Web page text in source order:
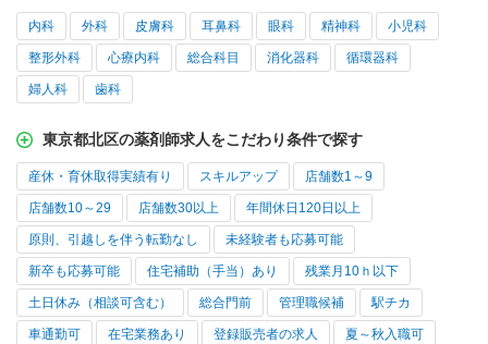
内科 外科 皮膚科 耳鼻科 眼科 精神科 小児科
整形外科 心療内科 総合科目 消化器科 循環器科
婦人科 歯科
東京都北区の薬剤師求人をこだわり条件で探す
産休・育休取得実績有り スキルアップ 店舗数1～9
店舗数10～29 店舗数30以上 年間休日120日以上
原則、引越しを伴う転勤なし 未経験者も応募可能
新卒も応募可能 住宅補助（手当）あり 残業月10ｈ以下
土日休み（相談可含む） 総合門前 管理職候補 駅チカ
車通勤可 在宅業務あり 登録販売者の求人 夏～秋入職可